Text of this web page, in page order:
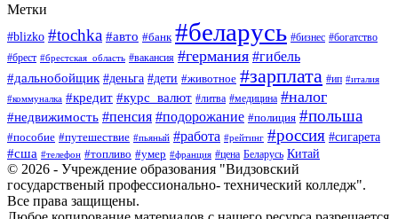
Метки
#blizko #tochka #авто #банк #беларусь #бизнес #богатство
#брест #брестская_область #вакансия #германия #гибель
#дальнобойщик #деньга #дети #животное #зарплата #ип #италия
#коммуналка #кредит #курс_валют #литва #медицина #налог
#недвижимость #пенсия #подорожание #полиция #польша
#пособие #путешествие #пьяный #работа #рейтинг #россия #сигарета
#сша #телефон #топливо #умер #франция #цена Беларусь Китай
© 2026 - Учреждение образования "Видзовский
государственый профессионально- технический колледж".
Все права защищены.